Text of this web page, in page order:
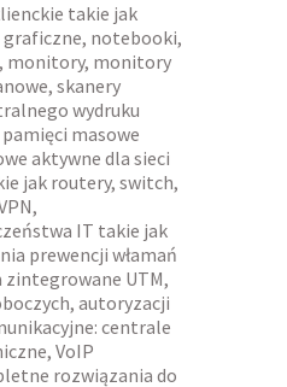
takie jak
notebooki,
monitory, monitory
skanery
wydruku
masowe
aktywne dla sieci
jak routery, switch,
IT takie jak
prewencji włamań
zintegrowane UTM,
autoryzacji
centrale
VoIP
rozwiązania do